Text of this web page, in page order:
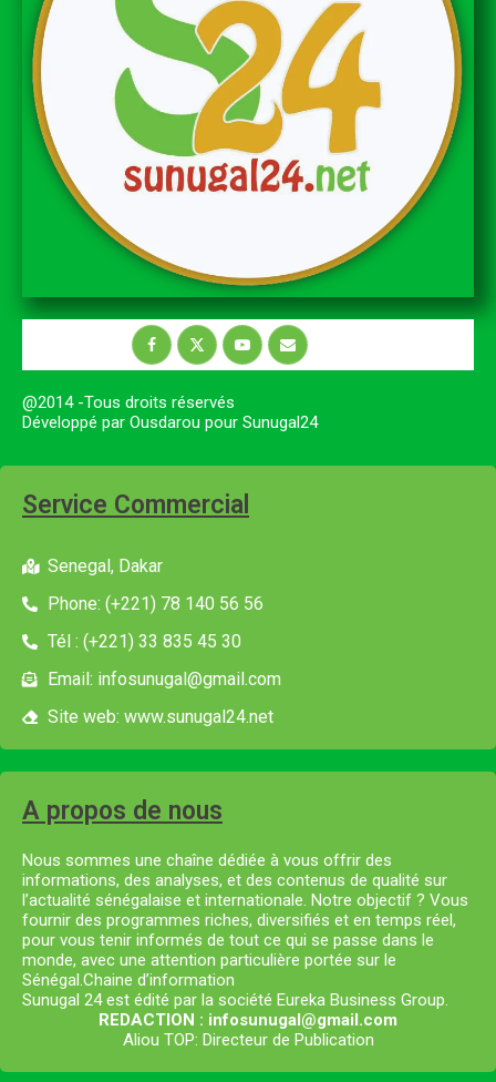
@2014 -Tous droits réservés
Développé par Ousdarou pour Sunugal24
Service Commercial
Senegal, Dakar
Phone: (+221) 78 140 56 56
Tél : (+221) 33 835 45 30
Email: infosunugal@gmail.com
Site web: www.sunugal24.net
A propos de nous
Nous sommes une chaîne dédiée à vous offrir des
informations, des analyses, et des contenus de qualité sur
l’actualité sénégalaise et internationale. Notre objectif ? Vous
fournir des programmes riches, diversifiés et en temps réel,
pour vous tenir informés de tout ce qui se passe dans le
monde, avec une attention particulière portée sur le
Sénégal.Chaine d’information
Sunugal 24 est édité par la société Eureka Business Group.
REDACTION : infosunugal@gmail.com
Aliou TOP: Directeur de Publication